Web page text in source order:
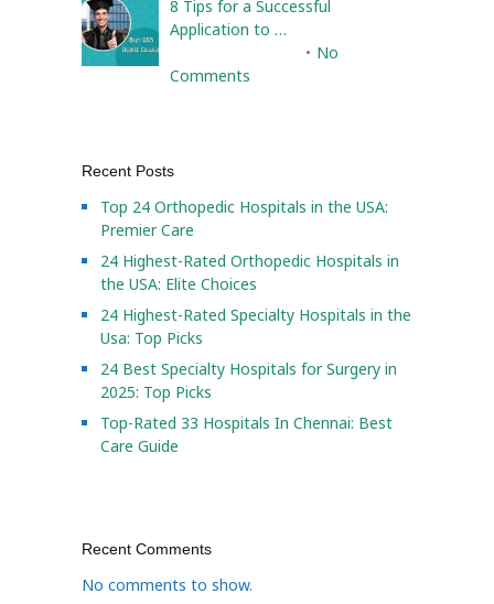
8 Tips for a Successful
Application to …
No
Comments
Recent Posts
Top 24 Orthopedic Hospitals in the USA:
Premier Care
24 Highest-Rated Orthopedic Hospitals in
the USA: Elite Choices
24 Highest-Rated Specialty Hospitals in the
Usa: Top Picks
24 Best Specialty Hospitals for Surgery in
2025: Top Picks
Top-Rated 33 Hospitals In Chennai: Best
Care Guide
Recent Comments
No comments to show.